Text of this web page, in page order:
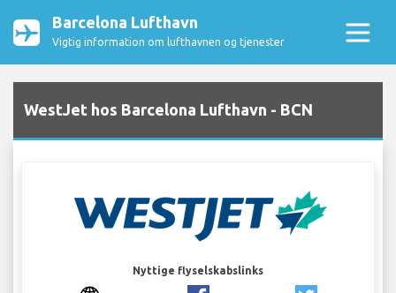
Barcelona Lufthavn
Vigtig information om lufthavnen og tjenester
WestJet hos Barcelona Lufthavn - BCN
Nyttige flyselskabslinks